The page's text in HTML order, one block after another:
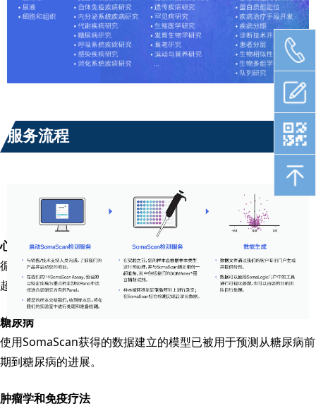
心血管疾病
循环蛋白是心血管疾病的重要指标。 SomaScan获得的数据在
超过55篇心血管疾病相关文献中得到了应用。
糖尿病
使用SomaScan获得的数据建立的模型已被用于预测从糖尿病前
期到糖尿病的进展。
肿瘤学和免疫疗法
服务流程